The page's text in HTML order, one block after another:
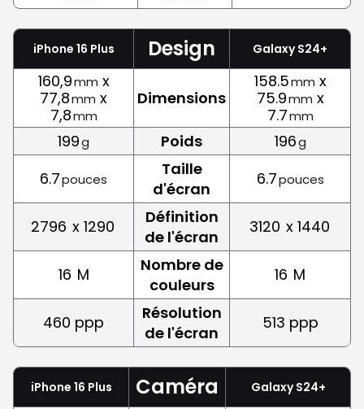
iPhone 16 Plus Design Galaxy S24+
160,9mm x
77,8mm x
7,8mm
Dimensions
158.5mm x
75.9mm x
7.7mm
199g Poids 196g
6.7pouces
Taille
d'écran
6.7pouces
2796 x 1290
Définition
de l'écran
3120 x 1440
16 M
Nombre de
couleurs
16 M
460 ppp
Résolution
de l'écran
513 ppp
iPhone 16 Plus Caméra Galaxy S24+